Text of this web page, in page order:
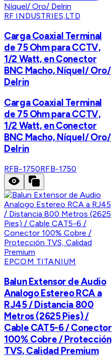
RF INDUSTRIES,LTD
Carga Coaxial Terminal
de 75 Ohm para CCTV,
1/2 Watt, en Conector
BNC Macho, Níquel/ Oro/
Delrin
Carga Coaxial Terminal
de 75 Ohm para CCTV,
1/2 Watt, en Conector
BNC Macho, Níquel/ Oro/
Delrin
RFB-1750RFB-1750
EPCOM TITANIUM
Balun Extensor de Audio
Analogo Estereo RCA a
RJ45 / Distancia 800
Metros (2625 Pies) /
Cable CAT5-6 / Conector
100% Cobre / Protección
TVS, Calidad Premium